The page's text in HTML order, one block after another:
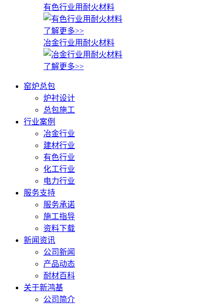
有色行业用耐火材料
了解更多>>
冶金行业用耐火材料
了解更多>>
窑炉总包
炉衬设计
总包施工
行业案例
冶金行业
建材行业
有色行业
化工行业
电力行业
服务支持
服务承诺
施工指导
资料下载
新闻资讯
公司新闻
产品动态
耐材百科
关于新鸿基
公司简介